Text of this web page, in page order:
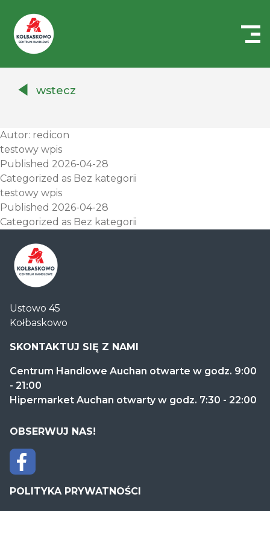
Auchanwstecz
Autor: redicon
testowy wpis
Published 2026-04-28
Categorized as Bez kategorii
testowy wpis
Published 2026-04-28
Categorized as Bez kategorii
Handlowe
Auchan
Kołbaskowo
Ustowo 45
Kołbaskowo
SKONTAKTUJ SIĘ Z NAMI
Centrum Handlowe Auchan otwarte w godz. 9:00
- 21:00
Hipermarket Auchan otwarty w godz. 7:30 - 22:00
OBSERWUJ NAS!
POLITYKA PRYWATNOŚCI